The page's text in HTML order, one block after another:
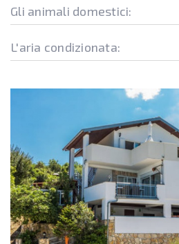
Gli animali domestici:
L'aria condizionata: